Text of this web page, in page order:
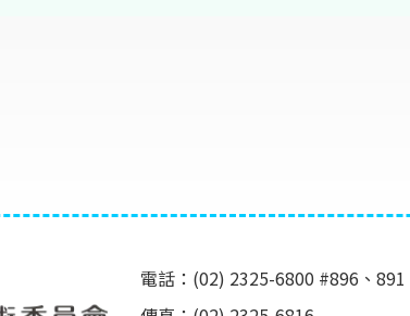
電話：(02) 2325-6800 #896、891